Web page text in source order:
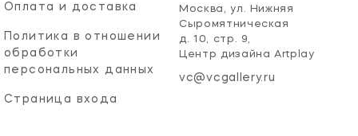
Оплата и доставка
Политика в отношении
обработки
персональных данных
Страница входа
Москва, ул. Нижняя
Сыромятническая
д. 10, стр. 9,
Центр дизайна Artplay
vc@vcgallery.ru